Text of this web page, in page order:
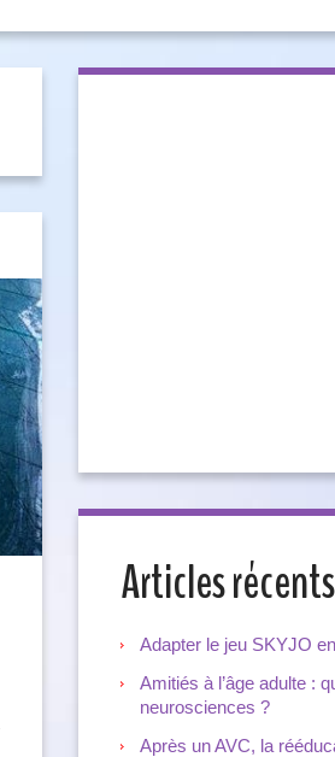
Articles récents
Adapter le jeu SKYJO
Amitiés à l’âge adulte :
neurosciences ?
Après un AVC, la